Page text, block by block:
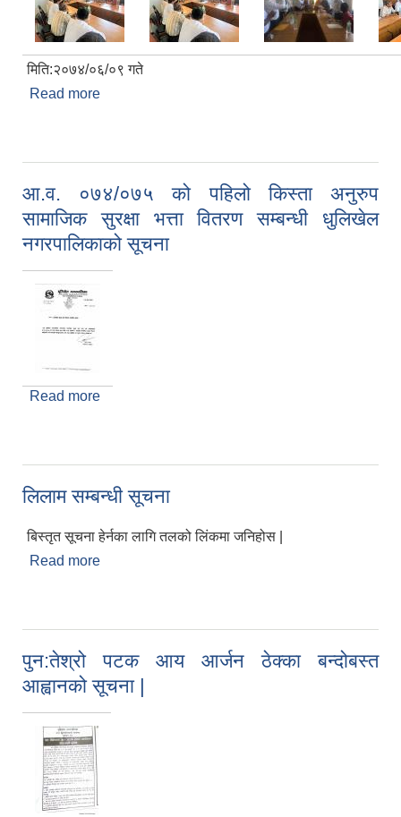
मिति:२०७४/०६/०९ गते
Read more
आ.व. ०७४/०७५ को पहिलो किस्ता अनुरुप
सामाजिक सुरक्षा भत्ता वितरण सम्बन्धी धुलिखेल
नगरपालिकाको सूचना
Read more
लिलाम सम्बन्धी सूचना
बिस्तृत सूचना हेर्नका लागि तलको लिंकमा जनिहोस |
Read more
पुन:तेश्रो पटक आय आर्जन ठेक्का बन्दोबस्त
आह्वानको सूचना |